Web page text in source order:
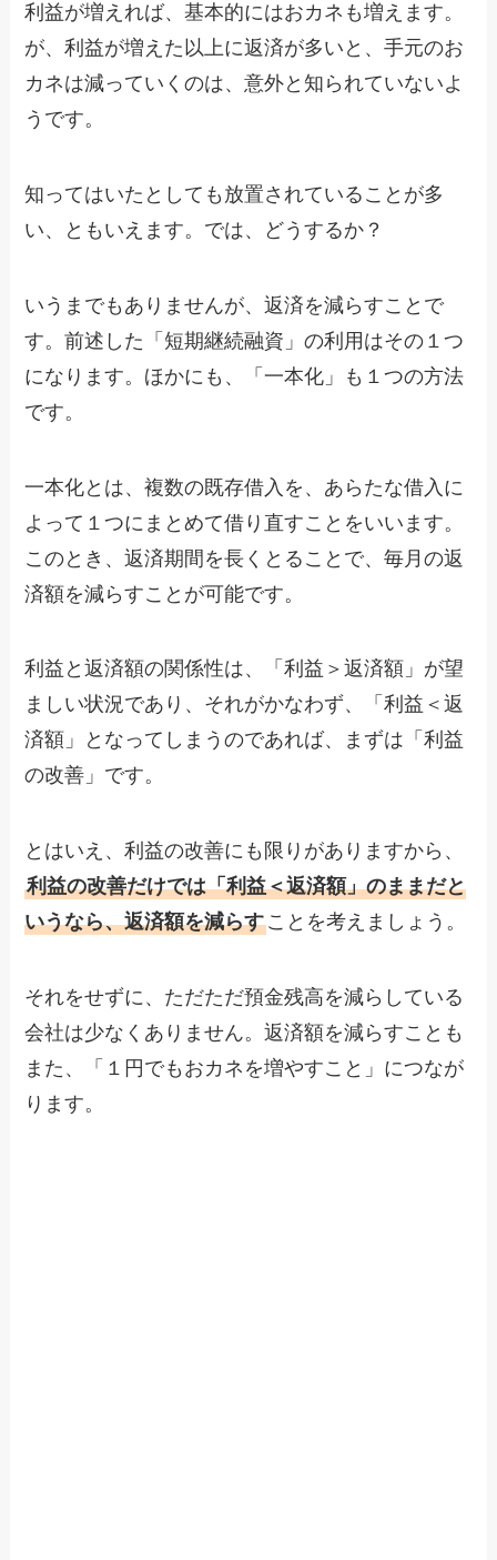
利益が増えれば、基本的にはおカネも増えます。
が、利益が増えた以上に返済が多いと、手元のお
カネは減っていくのは、意外と知られていないよ
うです。
知ってはいたとしても放置されていることが多
い、ともいえます。では、どうするか？
いうまでもありませんが、返済を減らすことで
す。前述した「短期継続融資」の利用はその１つ
になります。ほかにも、「一本化」も１つの方法
です。
一本化とは、複数の既存借入を、あらたな借入に
よって１つにまとめて借り直すことをいいます。
このとき、返済期間を長くとることで、毎月の返
済額を減らすことが可能です。
利益と返済額の関係性は、「利益＞返済額」が望
ましい状況であり、それがかなわず、「利益＜返
済額」となってしまうのであれば、まずは「利益
の改善」です。
とはいえ、利益の改善にも限りがありますから、
利益の改善だけでは「利益＜返済額」のままだと
いうなら、返済額を減らすことを考えましょう。
それをせずに、ただただ預金残高を減らしている
会社は少なくありません。返済額を減らすことも
また、「１円でもおカネを増やすこと」につなが
ります。